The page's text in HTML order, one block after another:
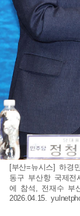
[부산=뉴시스] 하경
동구 부산항 국제전
에 참석, 전재수 부
2026.04.15.